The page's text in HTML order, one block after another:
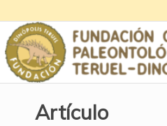
Artículo